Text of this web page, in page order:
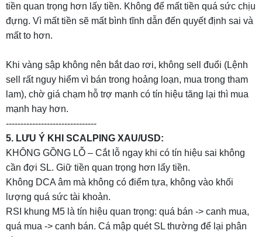
tiền quan trọng hơn lấy tiền. Không để mất tiền quá sức chịu
đựng. Vì mất tiền sẽ mất bình tĩnh dẫn đến quyết định sai và
mất to hơn.
Khi vàng sập không nên bắt dao rơi, không sell đuổi (Lệnh
sell rất nguy hiểm vì bán trong hoảng loạn, mua trong tham
lam), chờ giá chạm hỗ trợ mạnh có tín hiệu tăng lại thì mua
mạnh hay hơn.
-------------------------------
5. LƯU Ý KHI SCALPING XAU/USD:
KHÔNG GỒNG LỖ – Cắt lỗ ngay khi có tín hiệu sai không
cần đợi SL. Giữ tiền quan trọng hơn lấy tiền.
Không DCA âm mà không có điểm tựa, không vào khối
lượng quá sức tài khoản.
RSI khung M5 là tín hiệu quan trọng: quá bán -> canh mua,
quá mua -> canh bán. Cá mập quét SL thường để lại phân